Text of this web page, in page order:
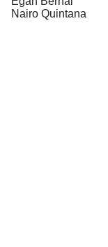
Nairo Quintana